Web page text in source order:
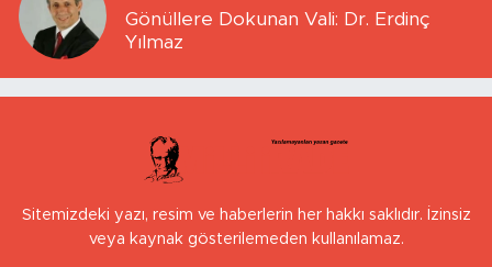
Gönüllere Dokunan Vali: Dr. Erdinç
Yılmaz
Sitemizdeki yazı, resim ve haberlerin her hakkı saklıdır. İzinsiz
veya kaynak gösterilemeden kullanılamaz.